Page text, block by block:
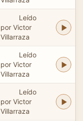
Leído
por Victor
Villarraza
Leído
por Victor
Villarraza
Leído
por Victor
Villarraza